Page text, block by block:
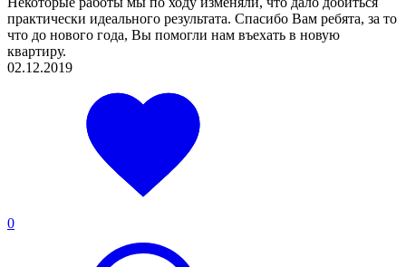
практически идеального результата. Спасибо Вам ребята, за то
что до нового года, Вы помогли нам въехать в новую
квартиру.
02.12.2019
0